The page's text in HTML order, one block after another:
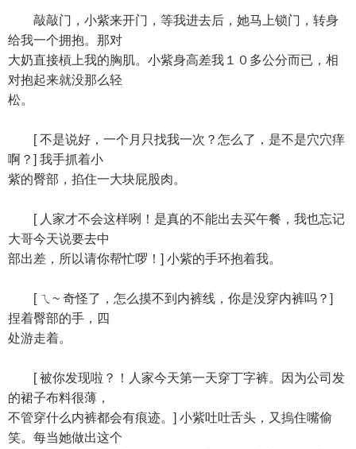
敲敲门，小紫来开门，等我进去后，她马上锁门，转身
给我一个拥抱。那对
大奶直接槓上我的胸肌。小紫身高差我１０多公分而已，相
对抱起来就没那么轻
松。
[ 不是说好，一个月只找我一次？怎么了，是不是穴穴痒
啊？] 我手抓着小
紫的臀部，掐住一大块屁股肉。
[ 人家才不会这样咧！是真的不能出去买午餐，我也忘记
大哥今天说要去中
部出差，所以请你帮忙啰！] 小紫的手环抱着我。
[ ㄟ~ 奇怪了，怎么摸不到内裤线，你是没穿内裤吗？]
捏着臀部的手，四
处游走着。
[ 被你发现啦？！人家今天第一天穿丁字裤。因为公司发
的裙子布料很薄，
不管穿什么内裤都会有痕迹。] 小紫吐吐舌头，又摀住嘴偷
笑。每当她做出这个